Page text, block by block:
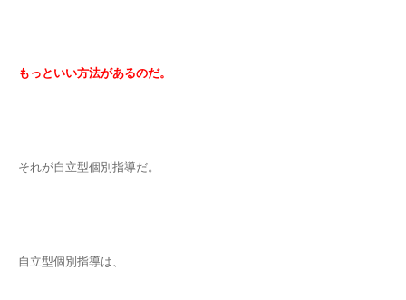
もっといい方法があるのだ。
それが自立型個別指導だ。
自立型個別指導は、